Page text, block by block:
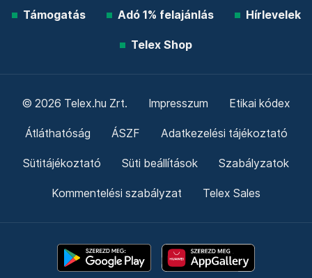
Támogatás Adó 1% felajánlás Hírlevelek
Telex Shop
© 2026 Telex.hu Zrt. Impresszum Etikai kódex
Átláthatóság ÁSZF Adatkezelési tájékoztató
Sütitájékoztató Süti beállítások Szabályzatok
Kommentelési szabályzat Telex Sales